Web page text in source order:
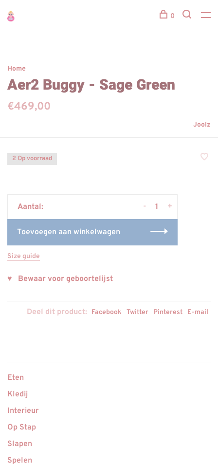
0
Home
Aer2 Buggy - Sage Green
€469,00
Joolz
2 Op voorraad
Aantal: +
-
Toevoegen aan winkelwagen
Size guide
♥ Bewaar voor geboortelijst
Deel dit product: Facebook Twitter Pinterest E-mail
Eten
Kledij
Interieur
Op Stap
Slapen
Spelen